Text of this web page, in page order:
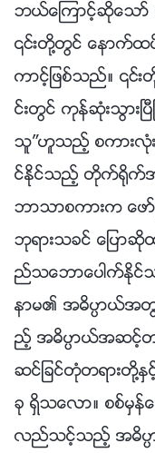
ဘယ္ေၾကာင့္ဆိုေသ
၎တို႔တြင္ ေနာက္ထပ္
ကာင့္ျဖစ္သည္။ ၎
င္းတြင္ ကုန္ဆုံးသြာ
သူ”ဟူသည့္ စကားလုံး
င္ႏိုင္သည့္ တိုက္႐ိုက္အ
ဘာသာစကားက ေဖ
ဘုရားသခင္ ေျပာ
ည္သေဘာေပါက္ႏို
နာမ၏ အဓိပၸာယ္အ
ည့္ အဓိပၸာယ္အဆင့္တ
ဆင္ျခင္တုံတရားတို
ခု ရွိသေလာ။ စစ္မွန္
လည္သင့္သည့္ အဓိပၸ